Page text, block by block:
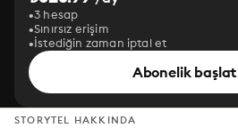
3 hesap
Sınırsız erişim
İstediğin zaman iptal et
Abonelik başlat
STORYTEL HAKKINDA